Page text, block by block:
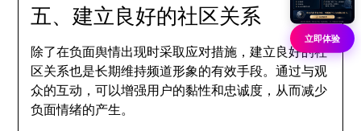
五、建立良好的社区关系
除了在负面舆情出现时采取应对措施，建立良好的社
区关系也是长期维持频道形象的有效手段。通过与观
众的互动，可以增强用户的黏性和忠诚度，从而减少
负面情绪的产生。
立即体验